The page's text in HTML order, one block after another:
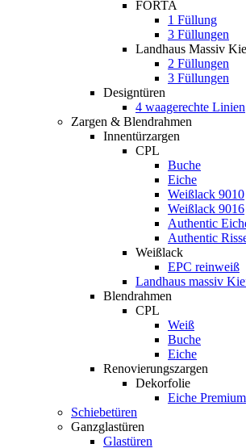
FORTA
1 Füllung
3 Füllungen
Landhaus Massiv
2 Füllungen
3 Füllungen
Designtüren
4 waagerechte Linien
Zargen & Blendrahmen
Innentürzargen
CPL
Buche
Eiche
Weißlack 9010
Weißlack 9016
Authentic
Authentic
Weißlack
EPC reinweiß
Landhaus massiv
Blendrahmen
CPL
Weiß
Buche
Eiche
Renovierungszargen
Dekorfolie
Eiche Premium
Schiebetüren
Ganzglastüren
Glastüren